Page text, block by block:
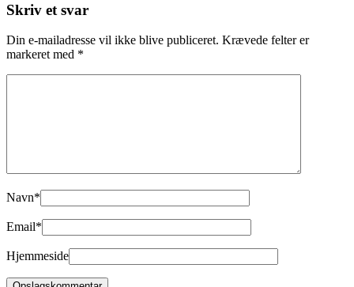
Skriv et svar
Din e-mailadresse vil ikke blive publiceret. Krævede felter er
markeret med *
Navn*
Email*
Hjemmeside